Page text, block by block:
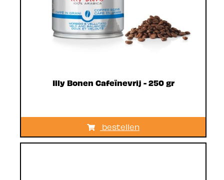
Illy Bonen Cafeïnevrij - 250 gr
bestellen